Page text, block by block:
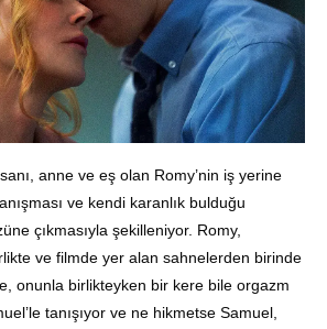
anne ve eş olan Romy’nin iş yerine
ve kendi karanlık bulduğu
çıkmasıyla şekilleniyor. Romy,
ve filmde yer alan sahnelerden birinde
onunla birlikteyken bir kere bile orgazm
tanışıyor ve ne hikmetse Samuel,